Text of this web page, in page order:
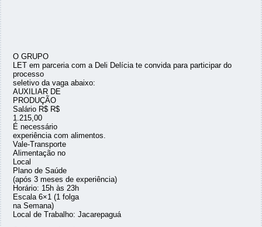
O GRUPO
LET em parceria com a Deli Delícia te convida para participar do
processo
seletivo da vaga abaixo:
AUXILIAR DE
PRODUÇÃO
Salário R$ R$
1.215,00
É necessário
experiência com alimentos.
Vale-Transporte
Alimentação no
Local
Plano de Saúde
(após 3 meses de experiência)
Horário: 15h às 23h
Escala 6×1 (1 folga
na Semana)
Local de Trabalho: Jacarepaguá